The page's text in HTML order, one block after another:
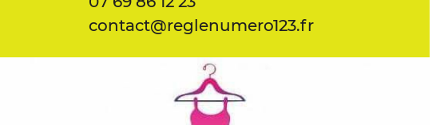
contact@reglenumero123.fr